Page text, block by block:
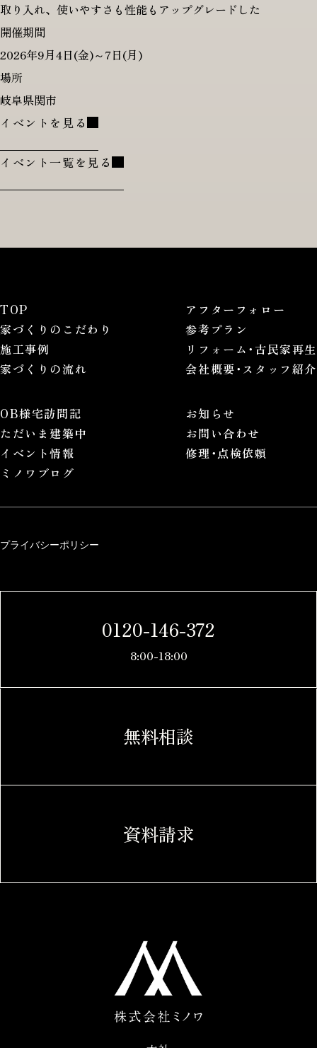
取り入れ、使いやすさも性能もアップグレードした
開催期間
2026年9月4日(金)～7日(月)
場所
岐阜県関市
イベントを見る
イベント一覧を見る
TOP
家づくりのこだわり
施工事例
家づくりの流れ
OB様宅訪問記
ただいま建築中
イベント情報
ミノワブログ
アフターフォロー
参考プラン
リフォーム･古民家再生
会社概要･スタッフ紹介
お知らせ
お問い合わせ
修理･点検依頼
プライバシーポリシー
0120-146-372
8:00-18:00
無料相談
資料請求